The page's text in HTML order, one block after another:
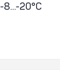
-8...-20°C